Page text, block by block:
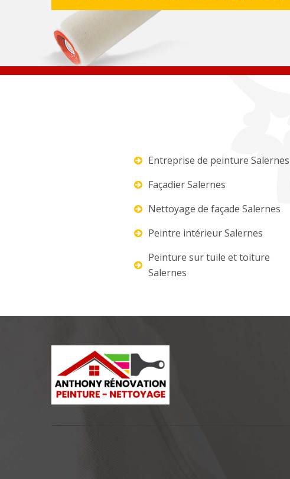
Entreprise de peinture Salernes
Façadier Salernes
Nettoyage de façade Salernes
Peintre intérieur Salernes
Peinture sur tuile et toiture
Salernes